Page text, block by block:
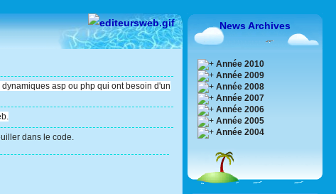
asp ou php qui ont besoin d'un
dans le code.
News Archives
Année 2010
Année 2009
Année 2008
Année 2007
Année 2006
Année 2005
Année 2004